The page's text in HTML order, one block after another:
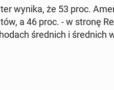
wynika, że 53 proc.
a 46 proc. - w stronę
śred­nich i śred­nich